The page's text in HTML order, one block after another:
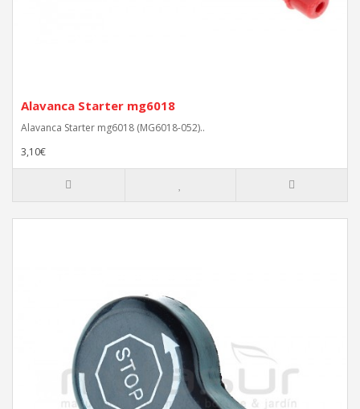
Alavanca Starter mg6018
Alavanca Starter mg6018 (MG6018-052)..
3,10€